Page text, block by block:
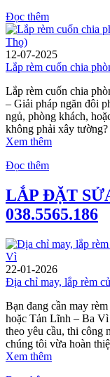
Đọc thêm
12-07-2025
Lắp rèm cuốn chia
Lắp rèm cuốn chia
– Giải pháp ngăn đôi
ngủ, phòng khách,
không phải xây
Xem thêm
Đọc thêm
LẮP ĐẶT
038.5565.186
22-01-2026
Địa chỉ may, lắp rèm
Bạn đang cần may
hoặc Tản Lĩnh – Ba
theo yêu cầu, thi công
chúng tôi vừa hoàn
Xem thêm